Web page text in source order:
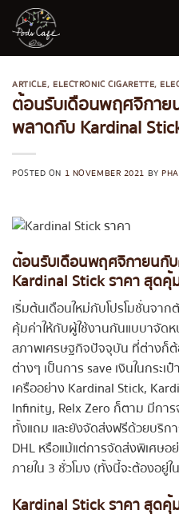
Skip
content
ARTICLE,ELECTRONIC CIGARETTE,
ต้อนรับเดือนพฤศจิกา
พลาดกับ Kardinal
POSTED ON 1 NOVEMBER 2021 BY
ต้อนรับเดือนพฤศจิกายนกั
Kardinal Stick ราคา สุดคุ้
เริ่มต้นเดือนใหม่กับโปรโมชั่นจ
คุ้มค่าให้กับผู้ใช้งานกันแบบาจัดห
สภาพเศรษฐกิจปัจจุบัน ที่ต่างก็ต้
ต่างๆ เป็นการ save เงินในกระเ
เครืออย่าง Kardinal Stick,
Infinity, Relx Zero ก็ตาม มีกา
ทั้งแถม และยังจัดส่งฟรีด้วยบริก
DHL หรือแม้แต่การจัดส่งพิเศษอ
ภายใน 3 ชั่วโมง (ทั้งนี้จะต้องอยู่
Kardinal Stick ราคา สุดคุ้